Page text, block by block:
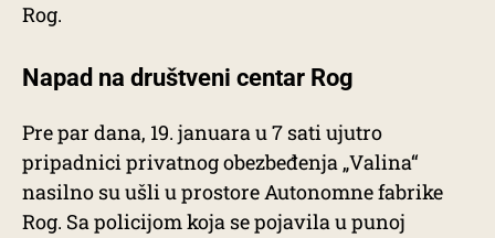
Rog.
Napad na društveni centar Rog
Pre par dana, 19. januara u 7 sati ujutro
pripadnici privatnog obezbeđenja „Valina“
nasilno su ušli u prostore Autonomne fabrike
Rog. Sa policijom koja se pojavila u punoj